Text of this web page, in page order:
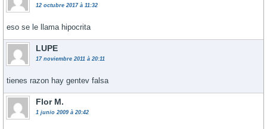
12 octubre 2017 à 11:32
eso se le llama hipocrita
LUPE
17 noviembre 2011 à 20:11
tienes razon hay gentev falsa
Flor M.
1 junio 2009 à 20:42